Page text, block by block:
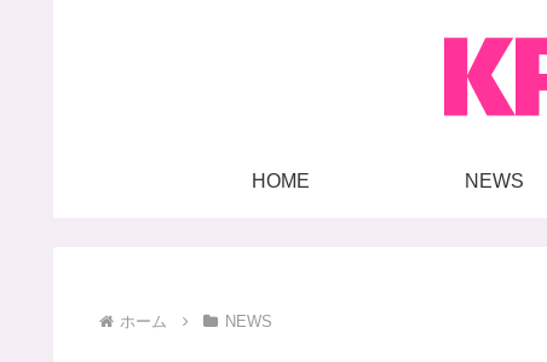
HOME NEWS
ホーム NEWS